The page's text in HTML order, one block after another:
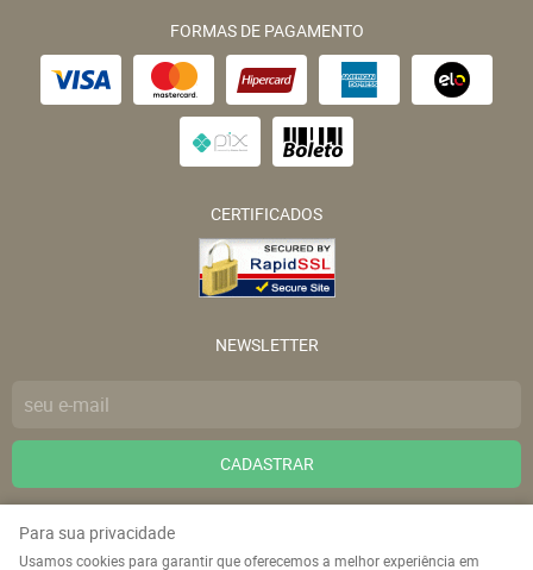
FORMAS DE PAGAMENTO
CERTIFICADOS
NEWSLETTER
CADASTRAR
Rua Fernão de Magalhães, 135-Harmonia, Canoas-RS
Para sua privacidade
Usamos cookies para garantir que oferecemos a melhor experiência em